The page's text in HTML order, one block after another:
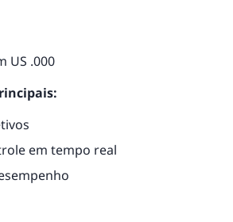
US .000
em tempo real